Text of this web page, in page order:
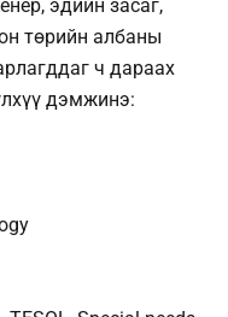
эдийн засаг,
төрийн албаны
ч дараах
дэмжинэ: